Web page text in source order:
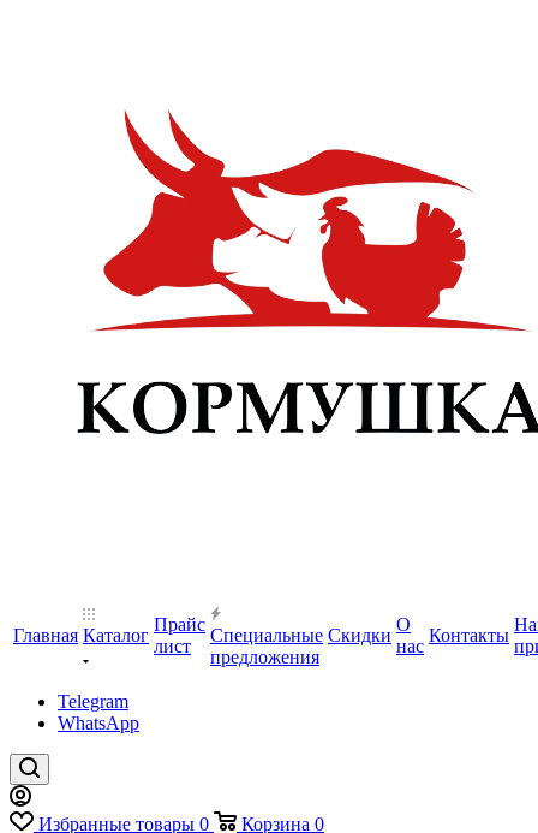
Главная Каталог
Прайс
лист
Специальные
предложения
Скидки
О
нас
Контакты
Telegram
WhatsApp
Избранные товары 0 Корзина 0